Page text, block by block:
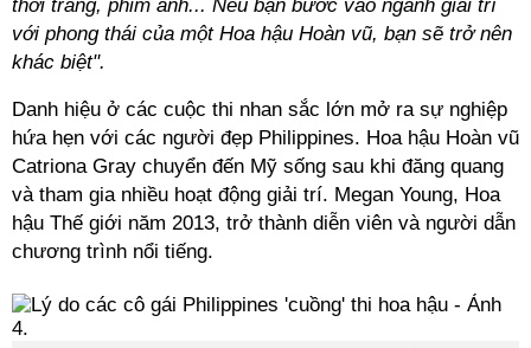
thời trang, phim ảnh... Nếu bạn bước vào ngành giải trí
với phong thái của một Hoa hậu Hoàn vũ, bạn sẽ trở nên
khác biệt".
Danh hiệu ở các cuộc thi nhan sắc lớn mở ra sự nghiệp
hứa hẹn với các người đẹp Philippines. Hoa hậu Hoàn vũ
Catriona Gray chuyển đến Mỹ sống sau khi đăng quang
và tham gia nhiều hoạt động giải trí. Megan Young, Hoa
hậu Thế giới năm 2013, trở thành diễn viên và người dẫn
chương trình nổi tiếng.